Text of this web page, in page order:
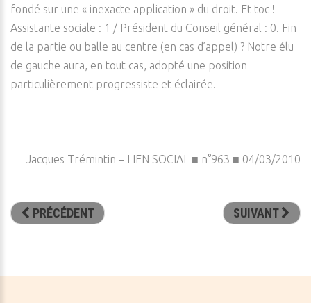
fondé sur une « inexacte application » du droit. Et toc !
Assistante sociale : 1 / Président du Conseil général : 0. Fin
de la partie ou balle au centre (en cas d’appel) ? Notre élu
de gauche aura, en tout cas, adopté une position
particulièrement progressiste et éclairée.
Jacques Trémintin – LIEN SOCIAL ■ n°963 ■ 04/03/2010
PRÉCÉDENT SUIVANT